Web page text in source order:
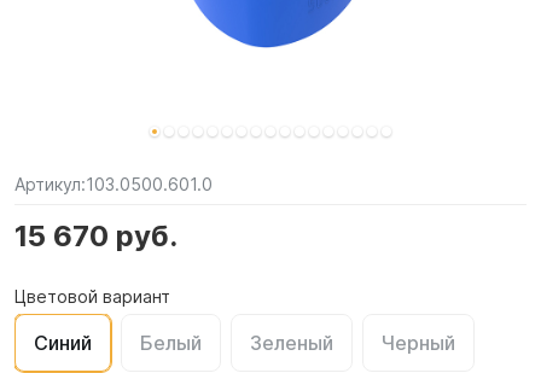
Артикул:103.0500.601.0
15 670 руб.
Цветовой вариант
Синий Белый Зеленый Черный